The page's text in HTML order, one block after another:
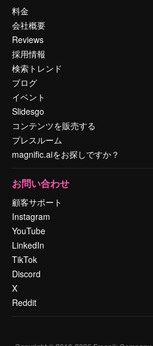
料金
会社概要
Reviews
採用情報
検索トレンド
ブログ
イベント
Slidesgo
コンテンツを販売する
プレスルーム
magnific.aiをお探しですか？
お問い合わせ
顧客サポート
Instagram
YouTube
LinkedIn
TikTok
Discord
X
Reddit